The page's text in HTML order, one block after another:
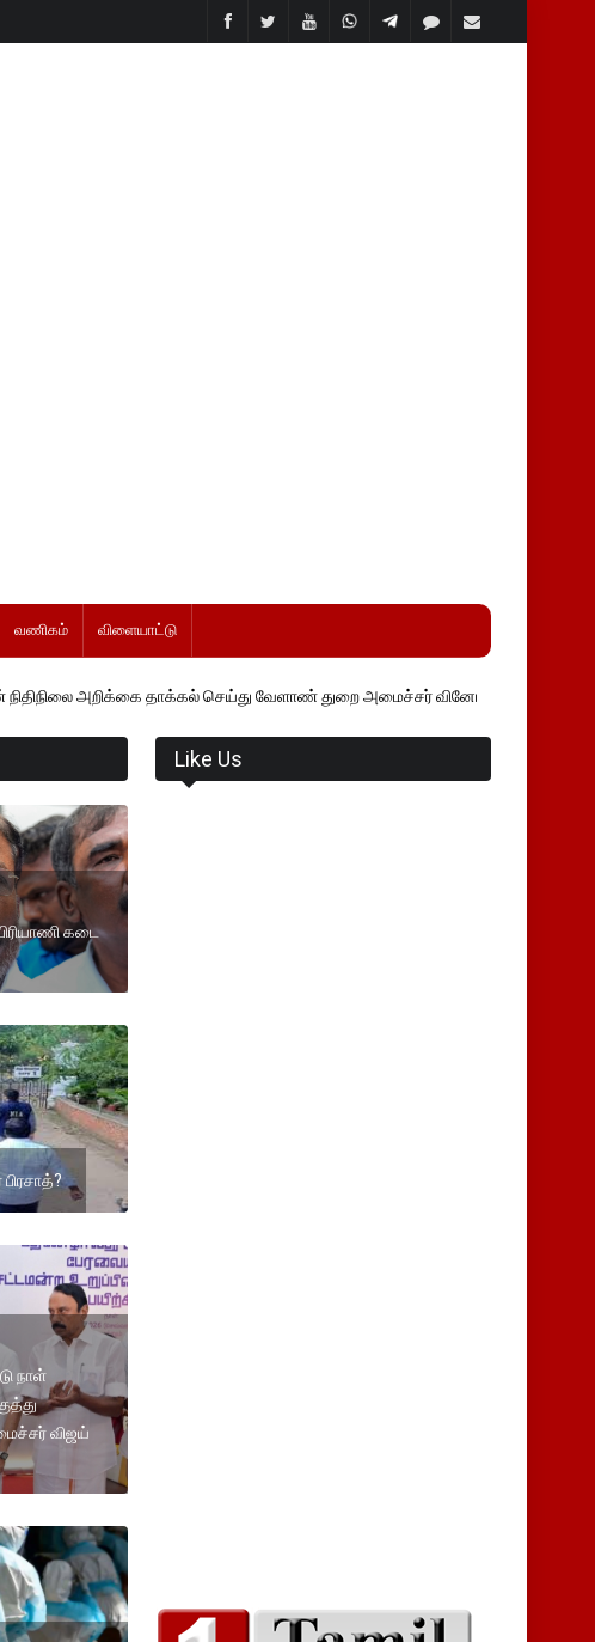
வணிகம் விளையாட்டு
தாக்கல் செய்து வேளாண் துறை அமைச்சர் வினோத் வாசித்து வருகிறார். �.
கடை
நாள்
விஜய்
Like Us